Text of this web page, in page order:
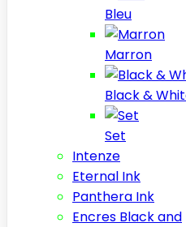
Bleu
Marron
Black &
Set
Intenze
Eternal Ink
Panthera Ink
Encres Black and